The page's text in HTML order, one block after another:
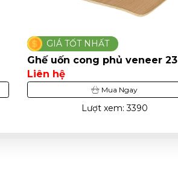
GIÁ TỐT NHẤT
Ghế ván ép dán veneer 25
Liên hệ
Mua Ngay
Lượt xem: 3897